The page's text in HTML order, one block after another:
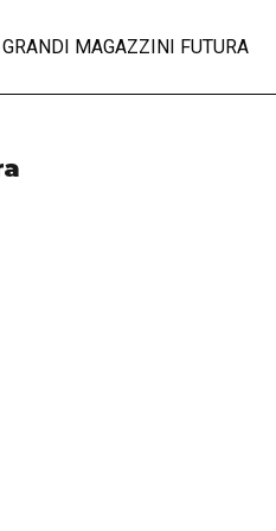
GRANDI MAGAZZINI FUTURA